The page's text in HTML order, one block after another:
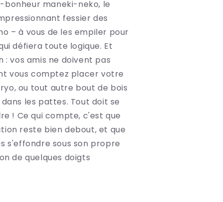
maneki-neko, le
fessier des
– à vous de les empiler pour
défiera toute logique. Et
vos amis ne doivent pas
vous comptez placer votre
ou tout autre bout de bois
les pattes. Tout doit se
! Ce qui compte, c'est que
reste bien debout, et que
s'effondre sous son propre
de quelques doigts